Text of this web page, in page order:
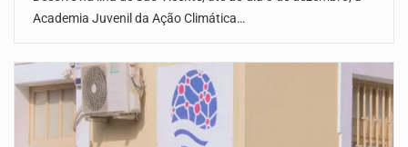
Academia Juvenil da Ação Climática…